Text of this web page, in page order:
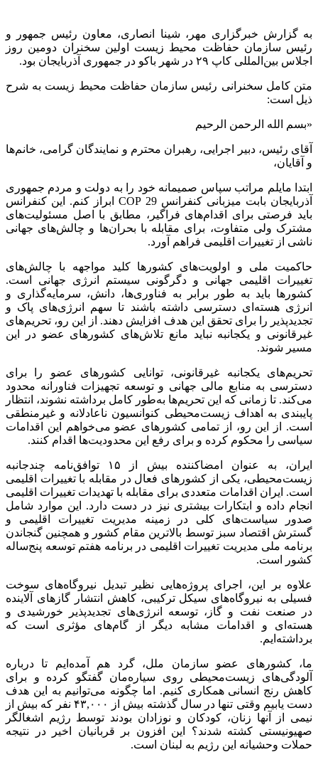
به گزارش خبرگزاری مهر، شینا انصاری، معاون رئیس جمهور و
رئیس سازمان حفاظت محیط زیست اولین سخنران دومین روز
اجلاس بین‌المللی کاپ ۲۹ در شهر باکو در جمهوری آذربایجان بود.
متن کامل سخنرانی رئیس سازمان حفاظت محیط زیست به شرح
ذیل است:
«بسم الله الرحمن الرحیم
آقای رئیس، دبیر اجرایی، رهبران محترم و نمایندگان گرامی، خانم‌ها
و آقایان،
ابتدا مایلم مراتب سپاس صمیمانه خود را به دولت و مردم جمهوری
آذربایجان بابت میزبانی کنفرانس COP 29 ابراز کنم. این کنفرانس
باید فرصتی برای اقدام‌های فراگیر، مطابق با اصل مسئولیت‌های
مشترک ولی متفاوت، برای مقابله با بحران‌ها و چالش‌های جهانی
ناشی از تغییرات اقلیمی فراهم آورد.
حاکمیت ملی و اولویت‌های کشورها کلید مواجهه با چالش‌های
تغییرات اقلیمی جهانی و دگرگونی سیستم انرژی جهانی است.
کشورها باید به طور برابر به فناوری‌ها، دانش، سرمایه‌گذاری و
انرژی هسته‌ای دسترسی داشته باشند تا سهم انرژی‌های پاک و
تجدیدپذیر را برای تحقق این هدف افزایش دهند. از این رو، تحریم‌های
غیرقانونی و یکجانبه نباید مانع تلاش‌های کشورهای عضو در این
مسیر شوند.
تحریم‌های یکجانبه غیرقانونی، توانایی کشورهای عضو را برای
دسترسی به منابع مالی جهانی و توسعه تجهیزات فناورانه محدود
می‌کند. تا زمانی که این تحریم‌ها به‌طور کامل برداشته نشوند، انتظار
پایبندی به اهداف زیست‌محیطی کنوانسیون ناعادلانه و غیرمنطقی
است. از این رو، از تمامی کشورهای عضو می‌خواهم این اقدامات
سیاسی را محکوم کرده و برای رفع این محدودیت‌ها اقدام کنند.
ایران، به عنوان امضاکننده بیش از ۱۵ توافق‌نامه چندجانبه
زیست‌محیطی، یکی از کشورهای فعال در مقابله با تغییرات اقلیمی
است. ایران اقدامات متعددی برای مقابله با تهدیدات تغییرات اقلیمی
انجام داده و ابتکارات بیشتری نیز در دست دارد. این موارد شامل
صدور سیاست‌های کلی در زمینه مدیریت تغییرات اقلیمی و
گسترش اقتصاد سبز توسط بالاترین مقام کشور و همچنین گنجاندن
برنامه ملی مدیریت تغییرات اقلیمی در برنامه هفتم توسعه پنج‌ساله
کشور است.
علاوه بر این، اجرای پروژه‌هایی نظیر تبدیل نیروگاه‌های سوخت
فسیلی به نیروگاه‌های سیکل ترکیبی، کاهش انتشار گازهای آلاینده
در صنعت نفت و گاز، توسعه انرژی‌های تجدیدپذیر
خورشیدی و
هسته‌ای و اقدامات مشابه دیگر از گام‌های مؤثری است که
برداشته‌ایم.
ما، کشورهای عضو سازمان ملل، گرد هم آمده‌ایم تا درباره
آلودگی‌های زیست‌محیطی روی سیاره‌مان گفتگو کرده و برای
کاهش رنج انسانی همکاری کنیم. اما چگونه می‌توانیم به این هدف
دست یابیم وقتی تنها در سال گذشته بیش از ۴۳,۰۰۰ نفر که بیش از
نیمی از آنها زنان، کودکان و نوزادان بودند توسط رژیم اشغالگر
صهیونیستی کشته شدند؟ این افزون بر قربانیان اخیر در نتیجه
حملات وحشیانه این رژیم به لبنان است.